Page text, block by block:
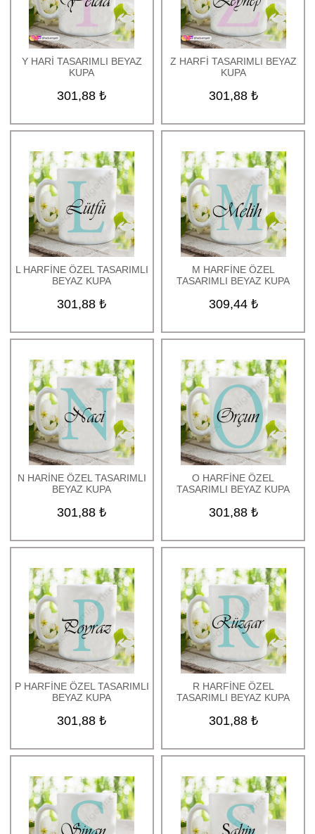
Y HARİ TASARIMLI BEYAZ
KUPA
301,88 ₺
Z HARFİ TASARIMLI BEYAZ
KUPA
301,88 ₺
L HARFİNE ÖZEL TASARIMLI
BEYAZ KUPA
301,88 ₺
M HARFİNE ÖZEL
TASARIMLI BEYAZ KUPA
309,44 ₺
N HARİNE ÖZEL TASARIMLI
BEYAZ KUPA
301,88 ₺
O HARFİNE ÖZEL
TASARIMLI BEYAZ KUPA
301,88 ₺
P HARFİNE ÖZEL TASARIMLI
BEYAZ KUPA
301,88 ₺
R HARFİNE ÖZEL
TASARIMLI BEYAZ KUPA
301,88 ₺